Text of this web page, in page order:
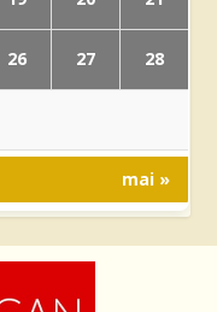
26 27 28
mai »